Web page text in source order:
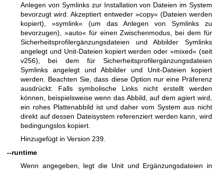
Anlegen von Symlinks zur Installation von Dateien im System
bevorzugt wird. Akzeptiert entweder »copy« (Dateien werden
kopiert), »symlink« (um das Anlegen von Symlinks zu
bevorzugen), »auto« für einen Zwischenmodus, bei dem für
Sicherheitsprofilergänzungsdateien und Abbilder Symlinks
angelegt und Unit-Dateien kopiert werden oder »mixed« (seit
v256), bei dem für Sicherheitsprofilergänzungsdateien
Symlinks angelegt und Abbilder und Unit-Dateien kopiert
werden. Beachten Sie, dass diese Option nur eine Präferenz
ausdrückt: Falls symbolische Links nicht erstellt werden
können, beispielsweise wenn das Abbild, auf dem agiert wird,
ein rohes Plattenabbild ist und daher vom System aus nicht
direkt auf dessen Dateisystem referenziert werden kann, wird
bedingungslos kopiert.
Hinzugefügt in Version 239.
--runtime
Wenn angegeben, legt die Unit und Ergänzungsdateien in